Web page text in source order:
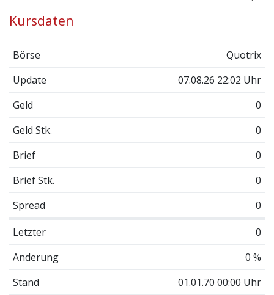
Kursdaten
Börse
Quotrix
Update
07.08.26 22:02 Uhr
Geld
0
Geld Stk.
0
Brief
0
Brief Stk.
0
Spread
0
Letzter
0
Änderung
0 %
Stand
01.01.70 00:00 Uhr